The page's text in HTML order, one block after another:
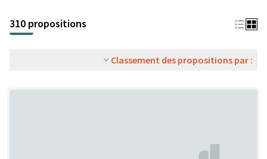
310 propositions
Classement des propositions par :